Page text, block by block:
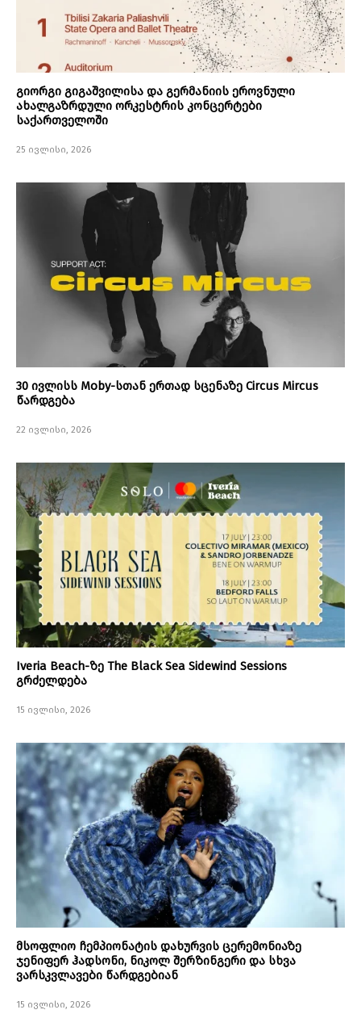
გიორგი გიგაშვილისა და გერმანიის ეროვნული
ახალგაზრდული ორკესტრის კონცერტები
საქართველოში
25 ივლისი, 2026
30 ივლისს Moby-სთან ერთად სცენაზე Circus Mircus
წარდგება
22 ივლისი, 2026
Iveria Beach-ზე The Black Sea Sidewind Sessions
გრძელდება
15 ივლისი, 2026
მსოფლიო ჩემპიონატის დახურვის ცერემონიაზე
ჯენიფერ ჰადსონი, ნიკოლ შერზინგერი და სხვა
ვარსკვლავები წარდგებიან
15 ივლისი, 2026